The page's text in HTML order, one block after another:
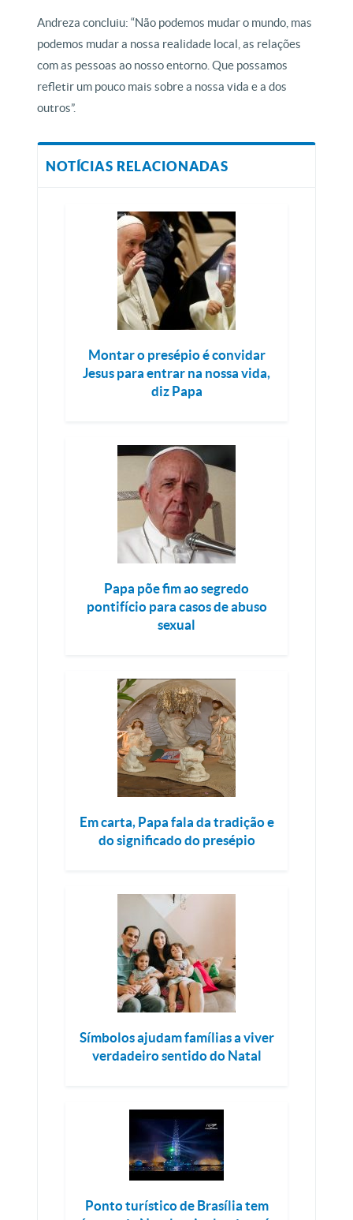
Andreza concluiu: “Não podemos mudar o mundo, mas
podemos mudar a nossa realidade local, as relações
com as pessoas ao nosso entorno. Que possamos
refletir um pouco mais sobre a nossa vida e a dos
outros”.
NOTÍCIAS RELACIONADAS
Montar o presépio é convidar
Jesus para entrar na nossa vida,
diz Papa
Papa põe fim ao segredo
pontifício para casos de abuso
sexual
Em carta, Papa fala da tradição e
do significado do presépio
Símbolos ajudam famílias a viver
verdadeiro sentido do Natal
Ponto turístico de Brasília tem